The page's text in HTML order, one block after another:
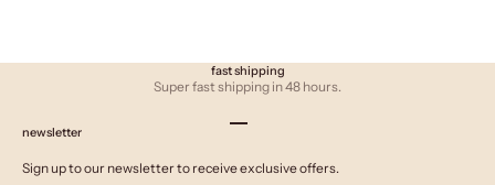
fast shipping
Super fast shipping in 48 hours.
newsletter
Sign up to our newsletter to receive exclusive offers.